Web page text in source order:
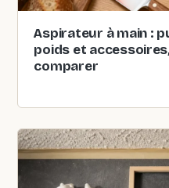
Aspirateur à main :
poids et
comparer